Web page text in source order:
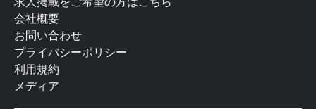
会社概要
お問い合わせ
プライバシーポリシー
利用規約
メディア